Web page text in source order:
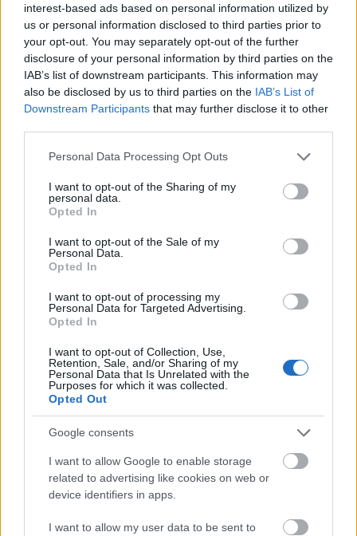
interest-based ads based on personal information utilized by
us or personal information disclosed to third parties prior to
your opt-out. You may separately opt-out of the further
disclosure of your personal information by third parties on the
IAB’s list of downstream participants. This information may
also be disclosed by us to third parties on the IAB’s List of
Downstream Participants that may further disclose it to other
Please note that this website/app uses one or more Google
not limited to your visit or usage behaviour. You may click to
grant or deny consent to Google and its third-party tags to
use your data for below specified purposes in below Google
consent section.
Personal Data Processing Opt Outs
I want to opt-out of the Sharing of my
personal data.
Opted In
I want to opt-out of the Sale of my
Personal Data.
Opted In
I want to opt-out of processing my
Personal Data for Targeted Advertising.
Opted In
I want to opt-out of Collection, Use,
Retention, Sale, and/or Sharing of my
Personal Data that Is Unrelated with the
Purposes for which it was collected.
Opted Out
Google consents
I want to allow Google to enable storage
related to advertising like cookies on web or
device identifiers in apps.
I want to allow my user data to be sent to
housemd
15 éve
nem szoktam én annyira dolgozni, hogy lemaradjak
erről, de most ezt történt..
Videoton - Haladás - csertörte karrier. hali vissza
nyugati csoportba.
tippem. megy a szekér
Siófok - Debrecen 1:0 Thomas a gőzmozdony.
Győri ETO - Zalaegerszeg 1:2 mert erre most senki
sem számít
Kecskemét - Paks 1:1 de kikommunikálja.
MTK - Rákóczi 2:1 Egyszer minden Rákóczi eljut a
maga Trencsényéig.
Vasas - Ferencváros 2:1 Pruktalanság. viszont, a Fáy
utcában a bontáson majd sokat lehet spórolni.
15 éve